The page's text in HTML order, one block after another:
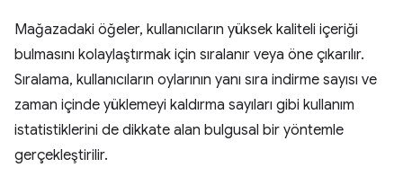
Mağazadaki öğeler, kullanıcıların yüksek kaliteli içeriği
bulmasını kolaylaştırmak için sıralanır veya öne çıkarılır.
Sıralama, kullanıcıların oylarının yanı sıra indirme sayısı ve
zaman içinde yüklemeyi kaldırma sayıları gibi kullanım
istatistiklerini de dikkate alan bulgusal bir yöntemle
gerçekleştirilir.